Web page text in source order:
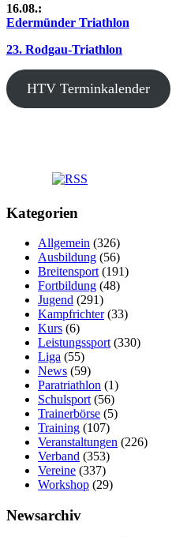
16.08.:
Edermünder Triathlon
23. Rodgau-Triathlon
HTV Terminkalender
Kategorien
Allgemein (326)
Ausbildung (56)
Breitensport (191)
Fortbildung (48)
Jugend (291)
Kampfrichter(33)
Kurs (6)
Leistungssport (330)
Liga (55)
News (59)
Paratriathlon (1)
Schulsport (56)
Trainerbörse (5)
Training (107)
Veranstaltungen (226)
Verband (353)
Vereine (337)
Workshop (29)
Newsarchiv